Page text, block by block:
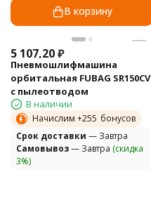
В корзину
5 107,20₽
Пневмошлифмашина
орбитальная FUBAG SR150CV
с пылеотводом
В наличии
Начислим +255 бонусов
Cрок доставки — Завтра
Самовывоз— Завтра (скидка
3%)